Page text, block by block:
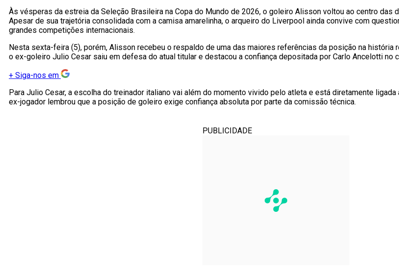
Às vésperas da estreia da Seleção Brasileira na Copa do Mundo de 2026, o goleiro Alisson voltou ao centro
Apesar de sua trajetória consolidada com a camisa amarelinha, o arqueiro do Liverpool ainda convive com
grandes competições internacionais.
Nesta sexta-feira (5), porém, Alisson recebeu o respaldo de uma das maiores referências da posição na história
o ex-goleiro Julio Cesar saiu em defesa do atual titular e destacou a confiança depositada por Carlo Ancelotti no
+ Siga-nos em
Para Julio Cesar, a escolha do treinador italiano vai além do momento vivido pelo atleta e está diretamente
ex-jogador lembrou que a posição de goleiro exige confiança absoluta por parte da comissão técnica.
PUBLICIDADE